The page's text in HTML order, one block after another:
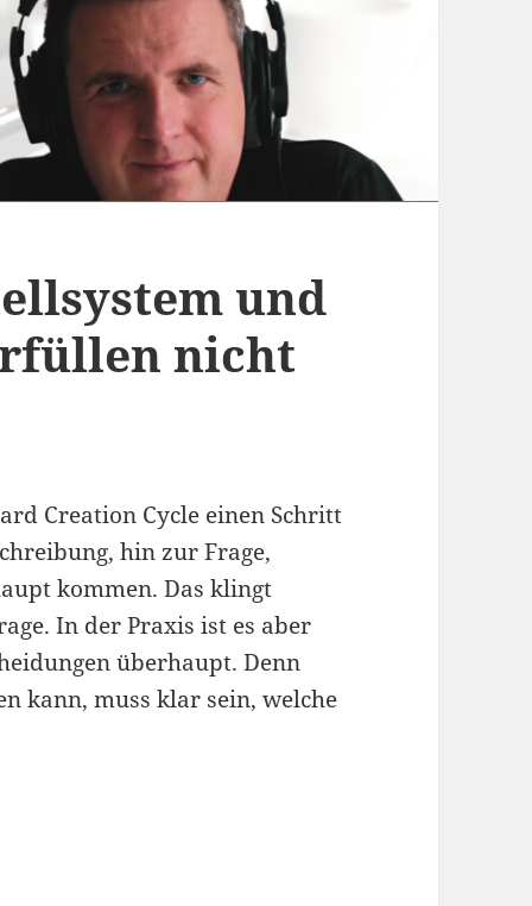
und
nicht
Creation Cycle einen Schritt
hin zur Frage,
kommen. Das klingt
In der Praxis ist es aber
überhaupt. Denn
kann, muss klar sein, welche
erfüllen nicht dieselbe Aufgabe